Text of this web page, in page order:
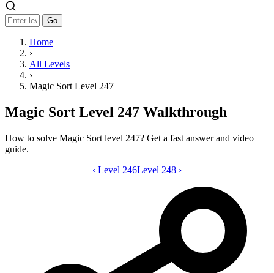
Go
Home
›
All Levels
›
Magic Sort Level 247
Magic Sort Level 247 Walkthrough
How to solve Magic Sort level 247? Get a fast answer and video
guide.
Magic Sort level 247 video guide
‹ Level 246Level 248 ›